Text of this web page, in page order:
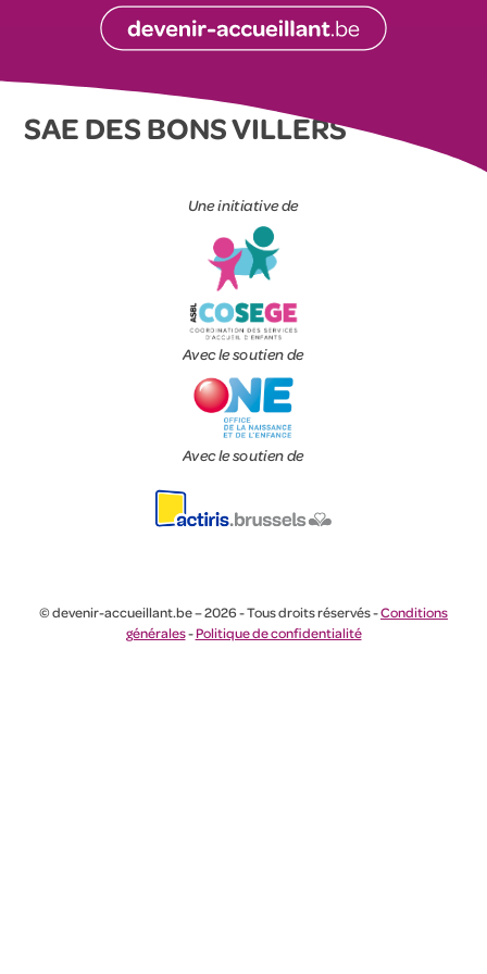
SAE DES BONS VILLERS
Une initiative de
Avec le soutien de
Avec le soutien de
© devenir-accueillant.be – 2026 - Tous droits réservés -Conditions
générales-Politique de confidentialité